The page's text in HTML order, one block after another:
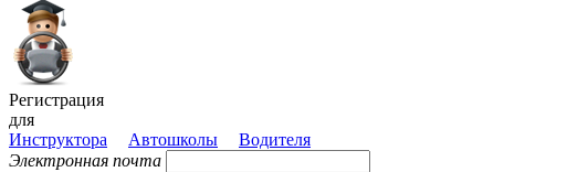
Регистрация
для
Инструктора
Автошколы
Водителя
Электронная почта